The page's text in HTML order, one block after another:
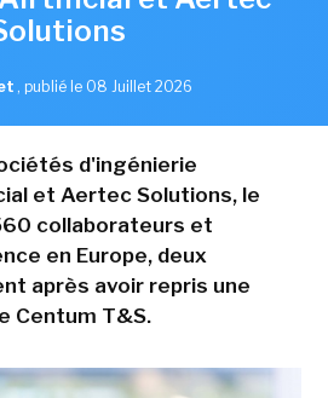
, publié le 08 Juillet 2026
d'ingénierie
et Aertec Solutions, le
collaborateurs et
en Europe, deux
après avoir repris une
Centum T&S.